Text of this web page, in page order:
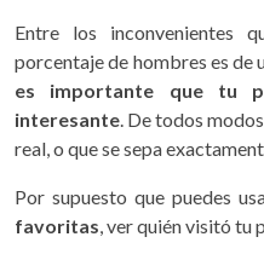
Entre los inconvenientes
porcentaje de hombres es de
es importante que tu
interesante . De todos
real, o que se sepa
Por supuesto que puedes
favoritas , ver quién visitó tu